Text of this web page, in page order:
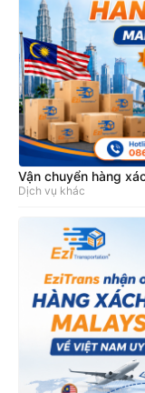
Vận chuyển hàng
Dịch vụ khác